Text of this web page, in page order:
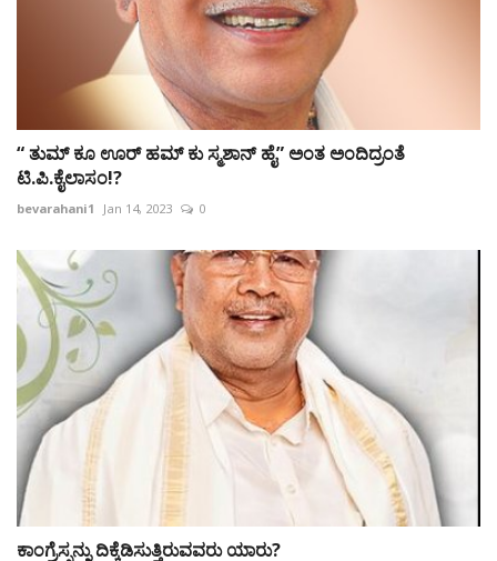
“ ತುಮ್ ಕೂ ಊರ್ ಹಮ್ ಕು ಸ್ಮಶಾನ್ ಹೈ” ಅಂತ ಅಂದಿದ್ರಂತೆ
ಟಿ.ಪಿ.ಕೈಲಾಸಂ!?
bevarahani1 Jan 14, 2023 0
ಕಾಂಗ್ರೆಸ್ಸನ್ನು ದಿಕ್ಕೆಡಿಸುತ್ತಿರುವವರು ಯಾರು?